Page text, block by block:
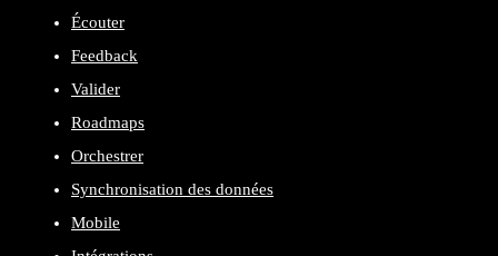
Écouter
Feedback
Valider
Roadmaps
Orchestrer
Synchronisation des données
Mobile